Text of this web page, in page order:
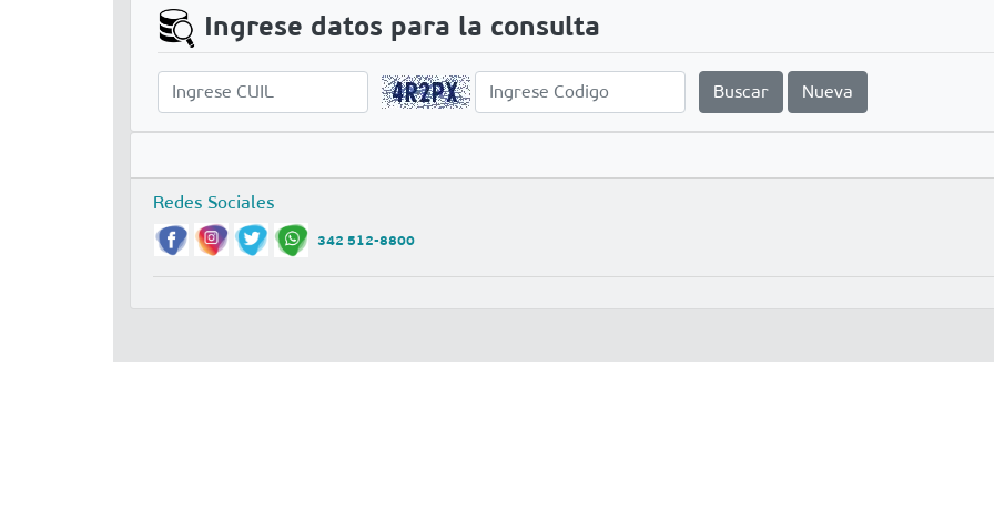
Ingrese datos para la consulta
Buscar Nueva
Redes Sociales
342 512-8800